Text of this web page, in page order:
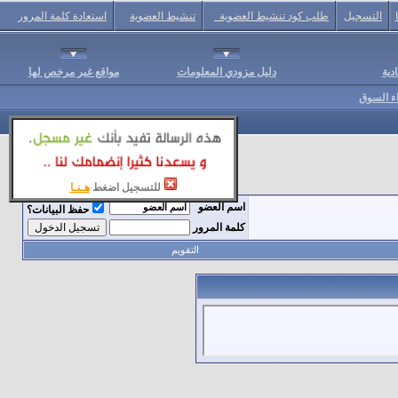
للتسجيل اضغط هـنـا
التسجيل طلب كود تنشيط العضوية تنشيط العضوية استعادة كلمة المرور
دليل مزودي المعلومات مواقع غير مرخص لها
السوق
اسم العضو
حفظ البيانات؟
كلمة المرور
التقويم